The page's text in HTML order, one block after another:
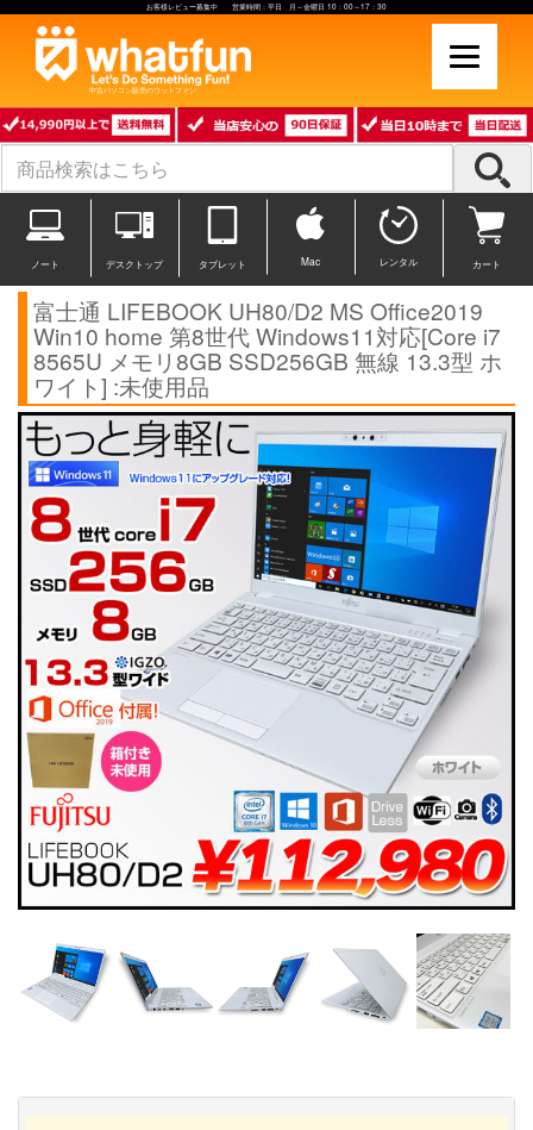
お客様レビュー募集中 営業時間：平日 月～金曜日 10：00～17：30
中古パソコン販売のワットファン
ノート デスクトップ タブレット Mac レンタル カート
富士通 LIFEBOOK UH80/D2 MS Office2019
Win10 home 第8世代 Windows11対応[Core i7
8565U メモリ8GB SSD256GB 無線 13.3型 ホ
ワイト] :未使用品